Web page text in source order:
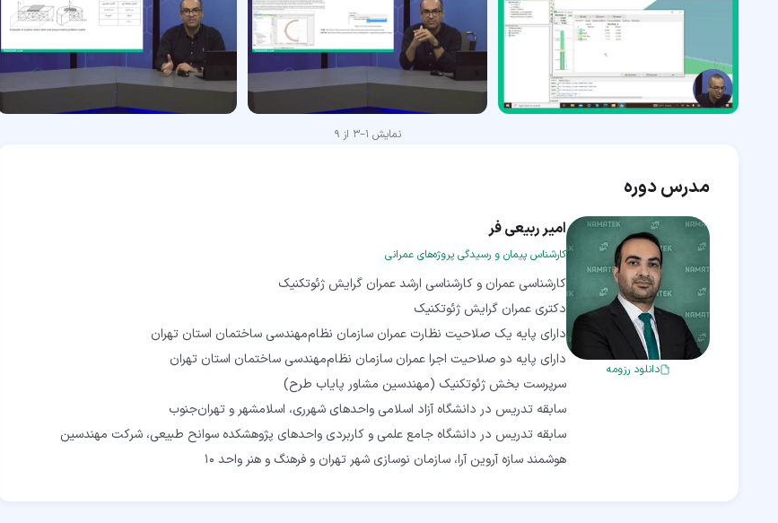
نمایش 1
–
3 از9
مدرس دوره
دانلود رزومه
امیر ربیعی فر
کارشناس پیمان و رسیدگی پروژه‌های عمرانی
سابقه تدریس در دانشگاه جامع علمی و کاربردی واحدهای پژوهشکده سوانح طبیعی، شرکت مهندسین
هوشمند سازه آروین آرا، سازمان نوسازی شهر تهران و فرهنگ و هنر واحد 10